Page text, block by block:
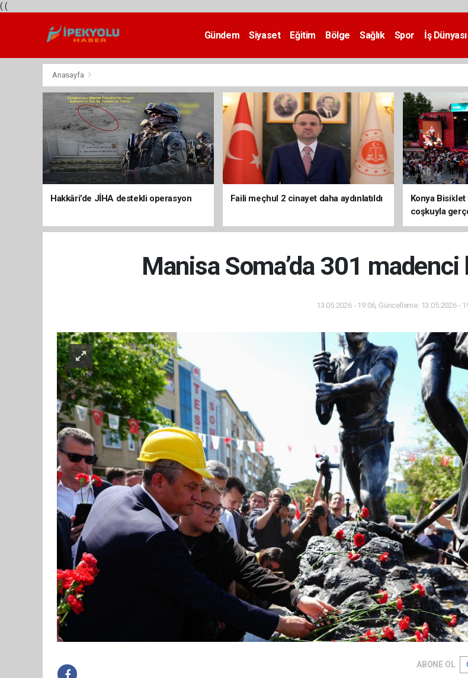
( (
Gündem Siyaset Eğitim Bölge Sağlık Spor İş Dünyası
Anasayfa
Hakkâri’de JİHA destekli operasyon Faili meçhul 2 cinayet daha aydınlatıldı
Konya Bisiklet
coşkuyla
Manisa Soma’da 301 madenci
13.05.2026 - 19:06, Güncelleme: 13.05.2026 -
ABONE OL